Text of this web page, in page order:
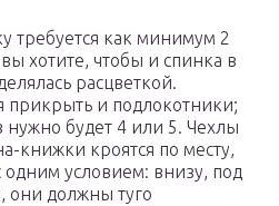
требуется как минимум 2
хотите, чтобы и спинка в
расцветкой.
прикрыть и подлокотники;
нужно будет 4 или 5. Чехлы
книжки кроятся по месту,
условием: внизу, под
они должны туго